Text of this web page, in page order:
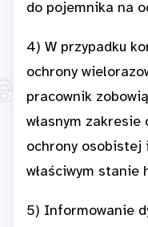
do pojemnika na
4) W przypadku
ochrony
pracownik
własnym
ochrony osobistej
właściwym stanie
5) Informowanie